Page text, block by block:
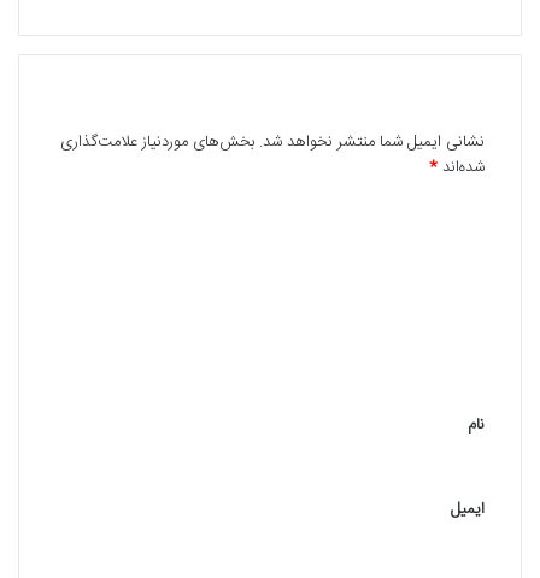
نشانی ایمیل شما منتشر نخواهد شد. بخش‌های موردنیاز علامت‌گذاری
شده‌اند*
*
نام
ایمیل